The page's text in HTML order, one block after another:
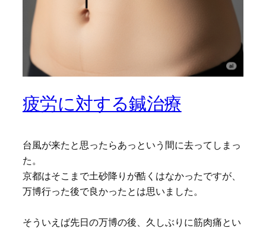
疲労に対する鍼治療
台風が来たと思ったらあっという間に去ってしまっ
た。
京都はそこまで土砂降りが酷くはなかったですが、
万博行った後で良かったとは思いました。
そういえば先日の万博の後、久しぶりに筋肉痛とい